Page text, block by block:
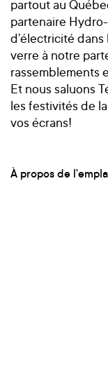
partout au
partenaire
d’électricité dans
verre à notre
rassemblements
Et nous saluons
les festivités de
vos écrans!
À propos de